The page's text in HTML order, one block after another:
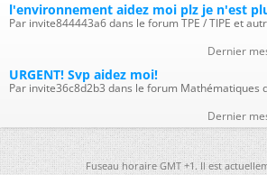
l'environnement aidez moi plz je n'est
Par invite844443a6 dans le forum TPE / TIPE et
Dernier
URGENT! Svp aidez moi!
Par invite36c8d2b3 dans le forum Mathématiques
Dernier
Fuseau horaire GMT +1. Il est